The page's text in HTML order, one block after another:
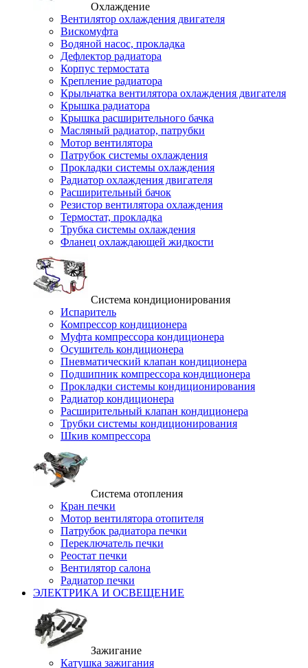
Охлаждение
Вентилятор охлаждения двигателя
Вискомуфта
Водяной насос, прокладка
Дефлектор радиатора
Корпус термостата
Крепление радиатора
Крыльчатка вентилятора охлаждения двигателя
Крышка радиатора
Крышка расширительного бачка
Масляный радиатор, патрубки
Мотор вентилятора
Патрубок системы охлаждения
Прокладки системы охлаждения
Радиатор охлаждения двигателя
Расширительный бачок
Резистор вентилятора охлаждения
Термостат, прокладка
Трубка системы охлаждения
Фланец охлаждающей жидкости
Система кондиционирования
Испаритель
Компрессор кондиционера
Муфта компрессора кондиционера
Осушитель кондиционера
Пневматический клапан кондиционера
Подшипник компрессора кондиционера
Прокладки системы кондиционирования
Радиатор кондиционера
Расширительный клапан кондиционера
Трубки системы кондиционирования
Шкив компрессора
Система отопления
Кран печки
Мотор вентилятора отопителя
Патрубок радиатора печки
Переключатель печки
Реостат печки
Вентилятор салона
Радиатор печки
ЭЛЕКТРИКА И ОСВЕЩЕНИЕ
Зажигание
Катушка зажигания